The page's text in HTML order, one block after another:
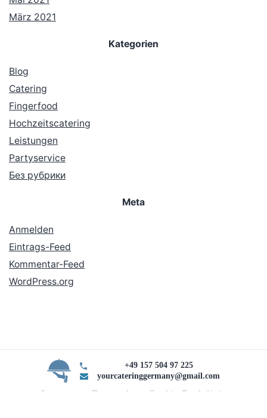
März 2021
Kategorien
Blog
Catering
Fingerfood
Hochzeitscatering
Leistungen
Partyservice
Без рубрики
Meta
Anmelden
Eintrags-Feed
Kommentar-Feed
WordPress.org
+49 157 504 97 225
yourcateringgermany@gmail.com
Impressum Datenschutz Cookie Rechtlinie